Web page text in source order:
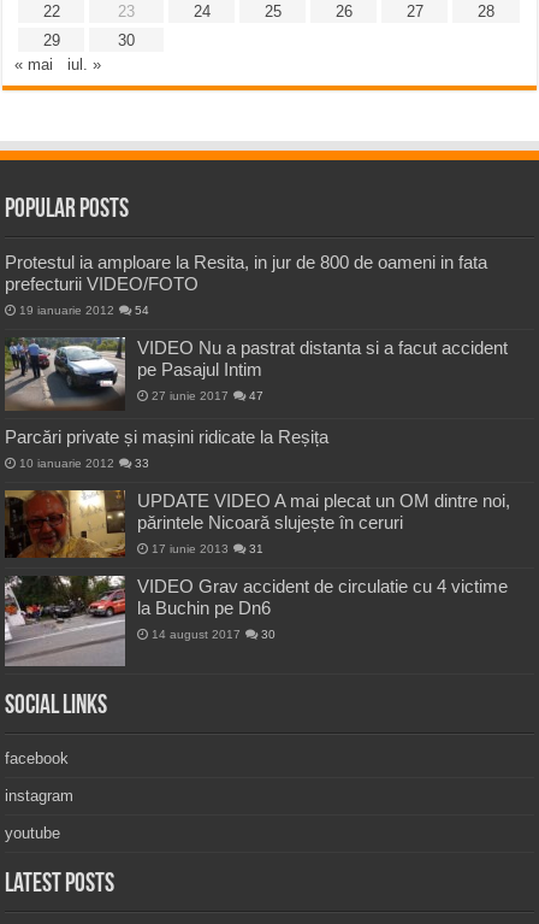
22
23 24 25 26 27
28
29
30
« mai
iul. »
Popular Posts
Protestul ia amploare la Resita, in jur de 800 de oameni in fata
prefecturii VIDEO/FOTO
19 ianuarie 2012 54
VIDEO Nu a pastrat distanta si a facut accident
pe Pasajul Intim
27 iunie 2017 47
Parcări private și mașini ridicate la Reșița
10 ianuarie 2012 33
UPDATE VIDEO A mai plecat un OM dintre noi,
părintele Nicoară slujește în ceruri
17 iunie 2013 31
VIDEO Grav accident de circulatie cu 4 victime
la Buchin pe Dn6
14 august 2017 30
Social Links
facebook
instagram
youtube
Latest Posts